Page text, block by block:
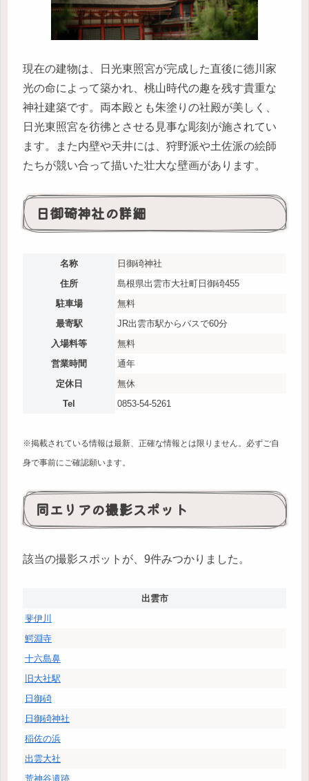
現在の建物は、日光東照宮が完成した直後に徳川家
光の命によって築かれ、桃山時代の趣を残す貴重な
神社建築です。両本殿とも朱塗りの社殿が美しく、
日光東照宮を彷彿とさせる見事な彫刻が施されてい
ます。また内壁や天井には、狩野派や土佐派の絵師
たちが競い合って描いた壮大な壁画があります。
日御碕神社の詳細
名称
日御碕神社
住所
島根県出雲市大社町日御碕455
駐車場
無料
最寄駅
JR出雲市駅からバスで60分
入場料等
無料
営業時間
通年
定休日
無休
Tel
0853-54-5261
※掲載されている情報は最新、正確な情報とは限りません。必ずご自
身で事前にご確認願います。
同エリアの撮影スポット
該当の撮影スポットが、9件みつかりました。
出雲市
斐伊川
鰐淵寺
十六島鼻
旧大社駅
日御碕
日御碕神社
稲佐の浜
出雲大社
荒神谷遺跡